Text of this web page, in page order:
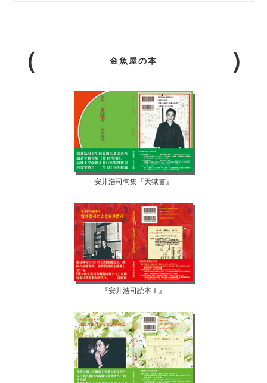
金魚屋の本
安井浩司句集『天獄書』
『安井浩司読本Ⅰ』